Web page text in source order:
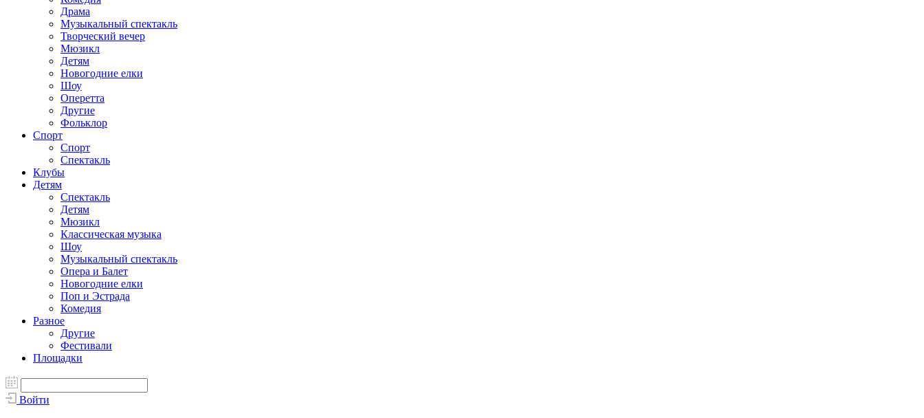
Драма
Музыкальный спектакль
Творческий вечер
Мюзикл
Детям
Новогодние елки
Шоу
Оперетта
Другие
Фольклор
Спорт
Спорт
Спектакль
Клубы
Детям
Спектакль
Детям
Мюзикл
Классическая музыка
Шоу
Музыкальный спектакль
Опера и Балет
Новогодние елки
Поп и Эстрада
Комедия
Разное
Другие
Фестивали
Площадки
Войти